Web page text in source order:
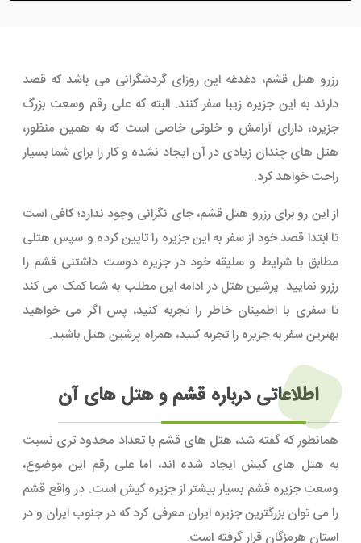
رزرو هتل قشم، دغدغه این روزای گردشگرانی می باشد که قصد
دارند به این جزیره زیبا سفر کنند. البته که علی رقم وسعت بزرگ
جزیره، دارای آرامش و خلوتی خاصی است که به همین منظور،
هتل های چندان زیادی در آن ایجاد نشده و کار را برای شما بسیار
راحت خواهد کرد.
از این رو برای رزرو هتل قشم، جای نگرانی وجود ندارد؛ کافی است
تا ابتدا قصد خود از سفر به این جزیره را تایین کرده و سپس هتلی
مطابق با شرایط و سلیقه خود در جزیره دوست داشتنی قشم را
رزرو نمایید. پرشین هتل در ادامه این مطلب به شما کمک می کند
تا سفری با اطمینان خاطر را تجربه کنید، پس اگر می خواهید
بهترین سفر به جزیره را تجربه کنید، همراه پرشین هتل باشید.
اطلاعاتی درباره قشم و هتل های آن
همانطور که گفته شد، هتل های قشم با تعداد محدود تری نسبت
به هتل های کیش ایجاد شده اند، اما علی رقم این موضوع،
وسعت جزیره قشم بسیار بیشتر از جزیره کیش است. در واقع قشم
را می توان بزرگترین جزیره ایران معرفی کرد که در جنوب ایران و در
استان هرمزگان قرار گرفته است.